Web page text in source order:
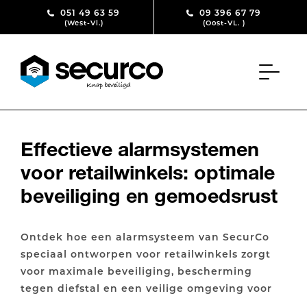
Skip to content051 49 63 59
(West-Vl.)
09 396 67 79
(Oost-VL. )
Effectieve alarmsystemen
voor retailwinkels: optimale
beveiliging en gemoedsrust
Ontdek hoe een alarmsysteem van SecurCo
speciaal ontworpen voor retailwinkels zorgt
voor maximale beveiliging, bescherming
tegen diefstal en een veilige omgeving voor